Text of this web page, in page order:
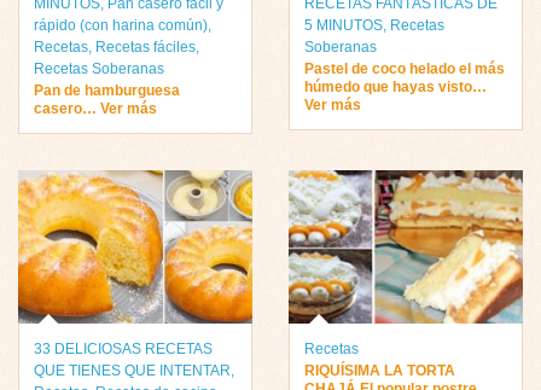
MINUTOS, Pan casero fácil y
rápido (con harina común),
Recetas, Recetas fáciles,
Recetas Soberanas
Pan de hamburguesa
casero… Ver más
RECETAS FANTÁSTICAS DE
5 MINUTOS, Recetas
Soberanas
Pastel de coco helado el más
húmedo que hayas visto…
Ver más
33 DELICIOSAS RECETAS
QUE TIENES QUE INTENTAR,
Recetas
RIQUÍSIMA LA TORTA